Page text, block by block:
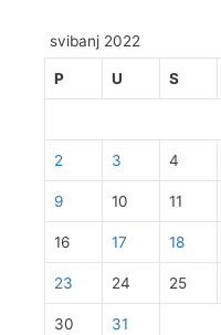
svibanj 2022
P U S
2 3 4
9 10 11
16 17 18
23 24 25
30 31